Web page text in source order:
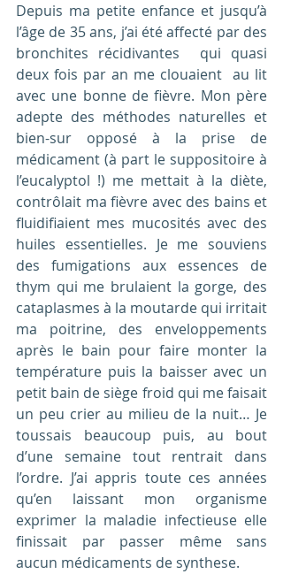
Depuis ma petite enfance et jusqu’à
l’âge de 35 ans, j’ai été affecté par des
bronchites récidivantes  qui quasi
deux fois par an me clouaient  au lit
avec une bonne de fièvre. Mon père
adepte des méthodes naturelles et
bien-sur opposé à la prise de
médicament (à part le suppositoire à
l’eucalyptol !) me mettait à la diète,
contrôlait ma fièvre avec des bains et
fluidifiaient mes mucosités avec des
huiles essentielles. Je me souviens
des fumigations aux essences de
thym qui me brulaient la gorge, des
cataplasmes à la moutarde qui irritait
ma poitrine, des enveloppements
après le bain pour faire monter la
température puis la baisser avec un
petit bain de siège froid qui me faisait
un peu crier au milieu de la nuit… Je
toussais beaucoup puis, au bout
d’une semaine tout rentrait dans
l’ordre. J’ai appris toute ces années
qu’en laissant mon organisme
exprimer la maladie infectieuse elle
finissait par passer même sans
aucun médicaments de synthese.